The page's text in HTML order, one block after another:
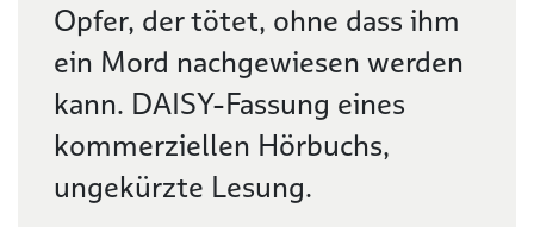
Opfer, der tötet, ohne dass ihm
ein Mord nachgewiesen werden
kann. DAISY-Fassung eines
kommerziellen Hörbuchs,
ungekürzte Lesung.